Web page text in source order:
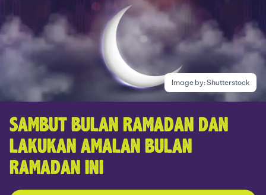
Image by:Shutterstock
SAMBUT BULAN RAMADAN DAN
LAKUKAN AMALAN BULAN
RAMADAN INI